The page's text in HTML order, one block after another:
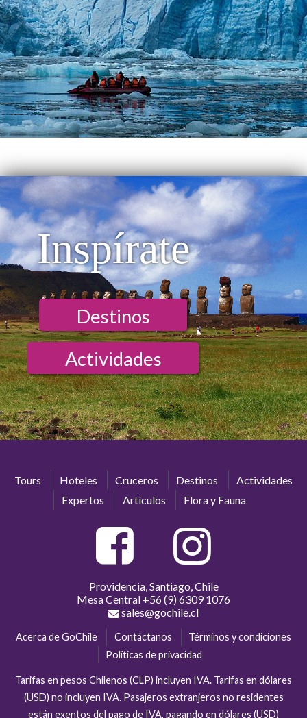
Inspírate
Destinos
Actividades
Tours Hoteles Cruceros Destinos
Actividades
Expertos
Artículos Flora y Fauna
Providencia, Santiago, Chile
Mesa Central +56 (9) 6309 1076
sales@gochile.cl
Acerca de GoChile Contáctanos
Términos y condiciones
Políticas de privacidad
Tarifas en pesos Chilenos (CLP) incluyen IVA. Tarifas en dólares
(USD) no incluyen IVA. Pasajeros extranjeros no residentes
están exentos del pago de IVA, pagando en dólares (USD)